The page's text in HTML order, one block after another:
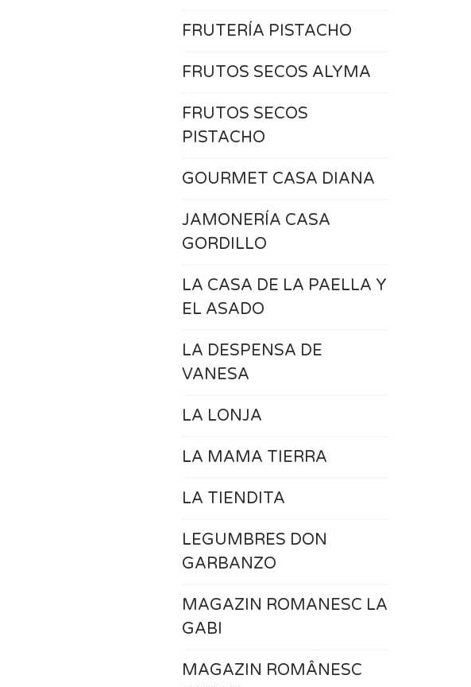
FRUTERÍA PISTACHO
FRUTOS SECOS ALYMA
FRUTOS SECOS
PISTACHO
GOURMET CASA DIANA
JAMONERÍA CASA
GORDILLO
LA CASA DE LA PAELLA Y
EL ASADO
LA DESPENSA DE
VANESA
LA LONJA
LA MAMA TIERRA
LA TIENDITA
LEGUMBRES DON
GARBANZO
MAGAZIN ROMANESC LA
GABI
MAGAZIN ROMÂNESC